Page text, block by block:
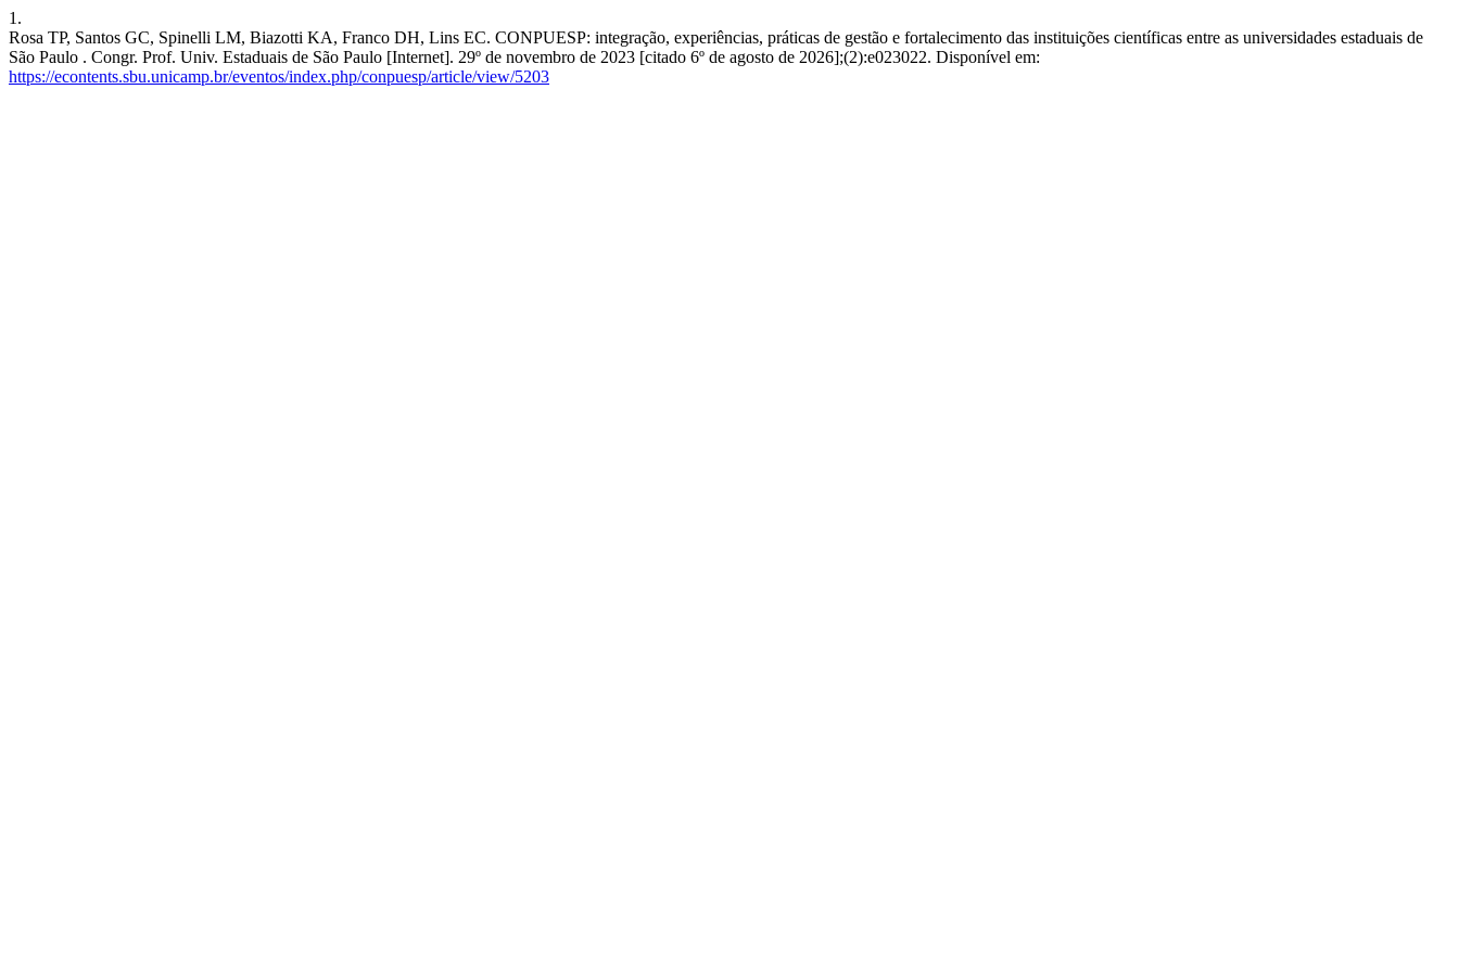
1.
Rosa TP, Santos GC, Spinelli LM, Biazotti KA, Franco DH, Lins EC. CONPUESP: integração, experiências, práticas de gestão e fortalecimento das instituições científicas entre as universidades estaduais de
São Paulo . Congr. Prof. Univ. Estaduais de São Paulo [Internet]. 29º de novembro de 2023 [citado 6º de agosto de 2026];(2):e023022. Disponível em:
https://econtents.sbu.unicamp.br/eventos/index.php/conpuesp/article/view/5203